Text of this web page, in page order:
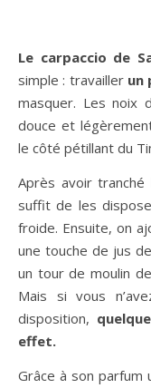
Le carpaccio de
simple : travailler un
masquer. Les noix
douce et
le côté pétillant du
Après avoir tranché
suffit de les
froide. Ensuite, on
une touche de jus
un tour de moulin
Mais si vous
disposition,
effet.
Grâce à son parfum